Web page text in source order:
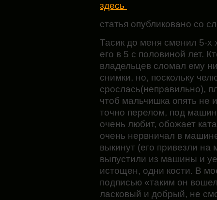
здесь
статья опубликовано со
Тасик до меня сменил 5-х
его в 5 с половиной лет.
владельцев сломал ему
снимки, но, поскольку
срослась(неправильно),
чтоб мальчишка опять не
точно перелом, под
очень любит, обожает
очень нервничал в
выкинут (его привезли
выпустили из машины и
истощен, одни кости. В
подписью «таким он
ласковый и добрый, не